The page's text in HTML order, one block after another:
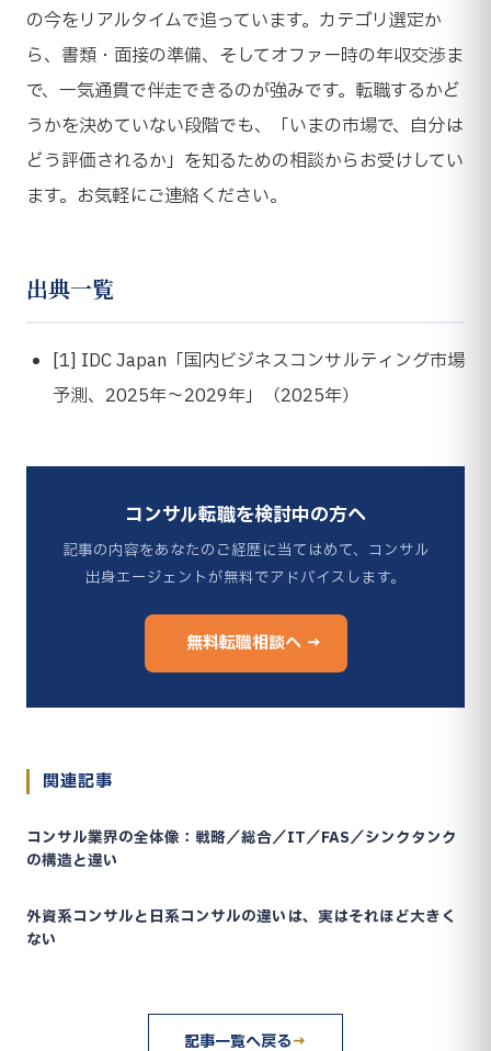
の今をリアルタイムで追っています。カテゴリ選定か
ら、書類・面接の準備、そしてオファー時の年収交渉ま
で、一気通貫で伴走できるのが強みです。転職するかど
うかを決めていない段階でも、「いまの市場で、自分は
どう評価されるか」を知るための相談からお受けしてい
ます。お気軽にご連絡ください。
出典一覧
[1] IDC Japan「国内ビジネスコンサルティング市場
予測、2025年〜2029年」（2025年）
コンサル転職を検討中の方へ
記事の内容をあなたのご経歴に当てはめて、コンサル
出身エージェントが無料でアドバイスします。
無料転職相談へ →
関連記事
コンサル業界の全体像：戦略／総合／IT／FAS／シンクタンク
の構造と違い
外資系コンサルと日系コンサルの違いは、実はそれほど大きく
ない
記事一覧へ戻る→